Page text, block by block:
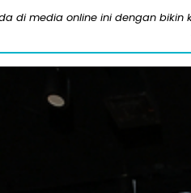
di media online ini dengan